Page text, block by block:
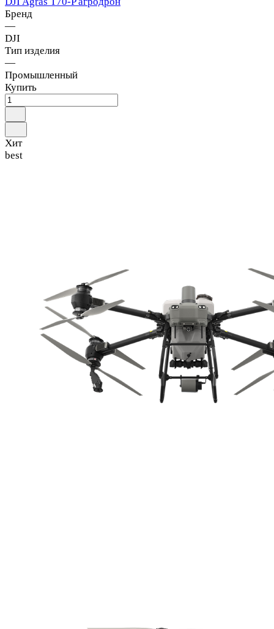
Бренд
—
DJI
Тип изделия
—
Промышленный
Купить
Хит
best